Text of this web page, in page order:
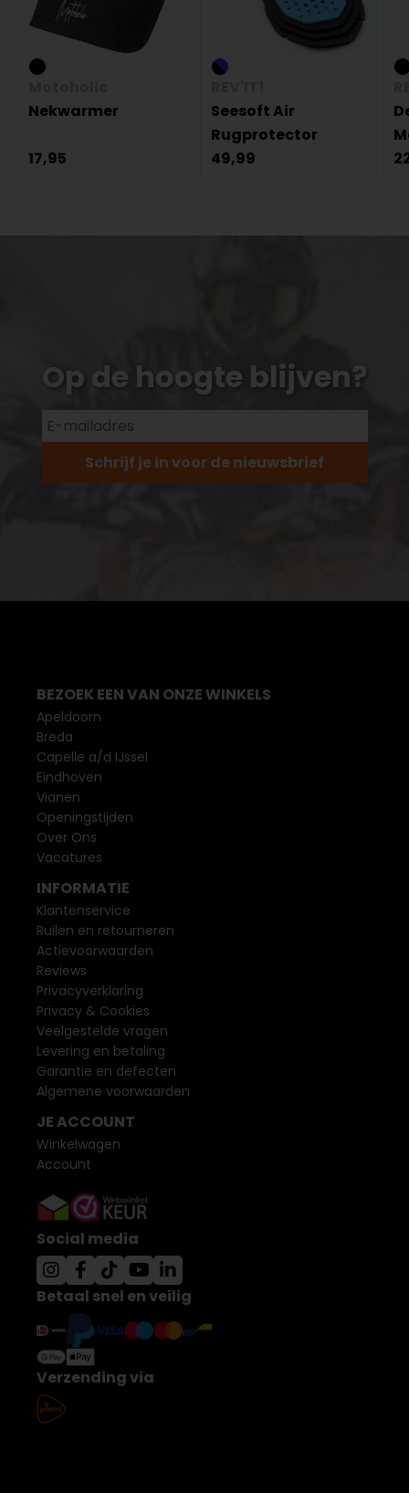
Nekwarmer
17,95
Seesoft Air
Rugprotector
49,99
Op de hoogte blijven?
Schrijf je in voor de nieuwsbrief
BEZOEK EEN VAN ONZE WINKELS
Apeldoorn
Breda
Capelle a/d IJssel
Eindhoven
Vianen
Openingstijden
Over Ons
Vacatures
INFORMATIE
Klantenservice
Ruilen en retourneren
Actievoorwaarden
Reviews
Privacyverklaring
Privacy & Cookies
Veelgestelde vragen
Levering en betaling
Garantie en defecten
Algemene voorwaarden
JE ACCOUNT
Winkelwagen
Account
Social media
Betaal snel en veilig
Verzending via